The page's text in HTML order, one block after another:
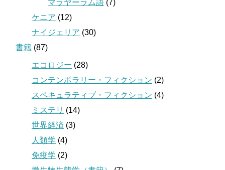
マラヤーラム語 (7)
ケニア (12)
ナイジェリア (30)
書籍 (87)
エコロジー (28)
コンテンポラリー・フィクション (2)
スペキュラティブ・フィクション (4)
ミステリ (14)
世界経済 (3)
人類学 (4)
免疫学 (2)